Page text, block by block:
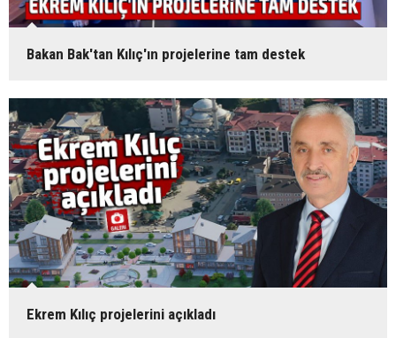
Bakan Bak'tan Kılıç'ın projelerine tam destek
Ekrem Kılıç projelerini açıkladı